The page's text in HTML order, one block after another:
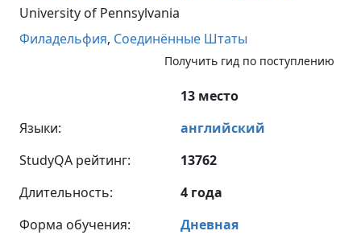
University of Pennsylvania
Филадельфия, Соединённые Штаты
Получить гид по поступлению
13 место
Языки:
английский
StudyQA рейтинг:
13762
Длительность:
4 года
Форма обучения:
Дневная